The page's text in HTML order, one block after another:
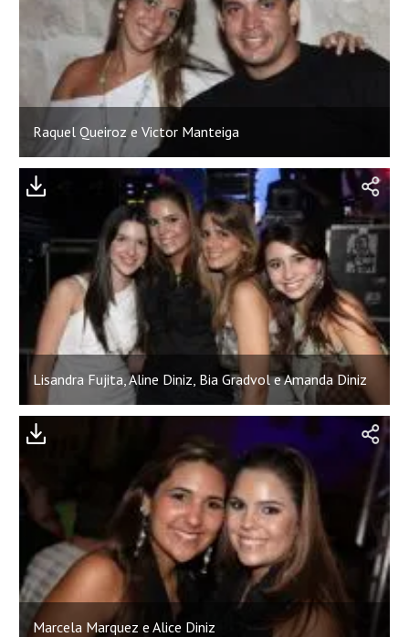
Raquel Queiroz e Victor Manteiga
Lisandra Fujita, Aline Diniz, Bia Gradvol e Amanda Diniz
Marcela Marquez e Alice Diniz